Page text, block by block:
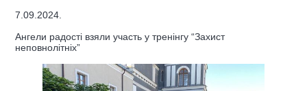
7.09.2024.
Ангели радості взяли участь у тренінгу “Захист
неповнолітніх”